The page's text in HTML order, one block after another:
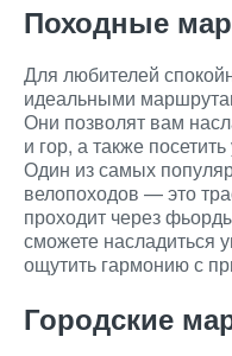
Походные
Для любителей
идеальными
Они позволят вам
и гор, а также
Один из самых
велопоходов — это
проходит через
сможете насладиться
ощутить гармонию с
Городские